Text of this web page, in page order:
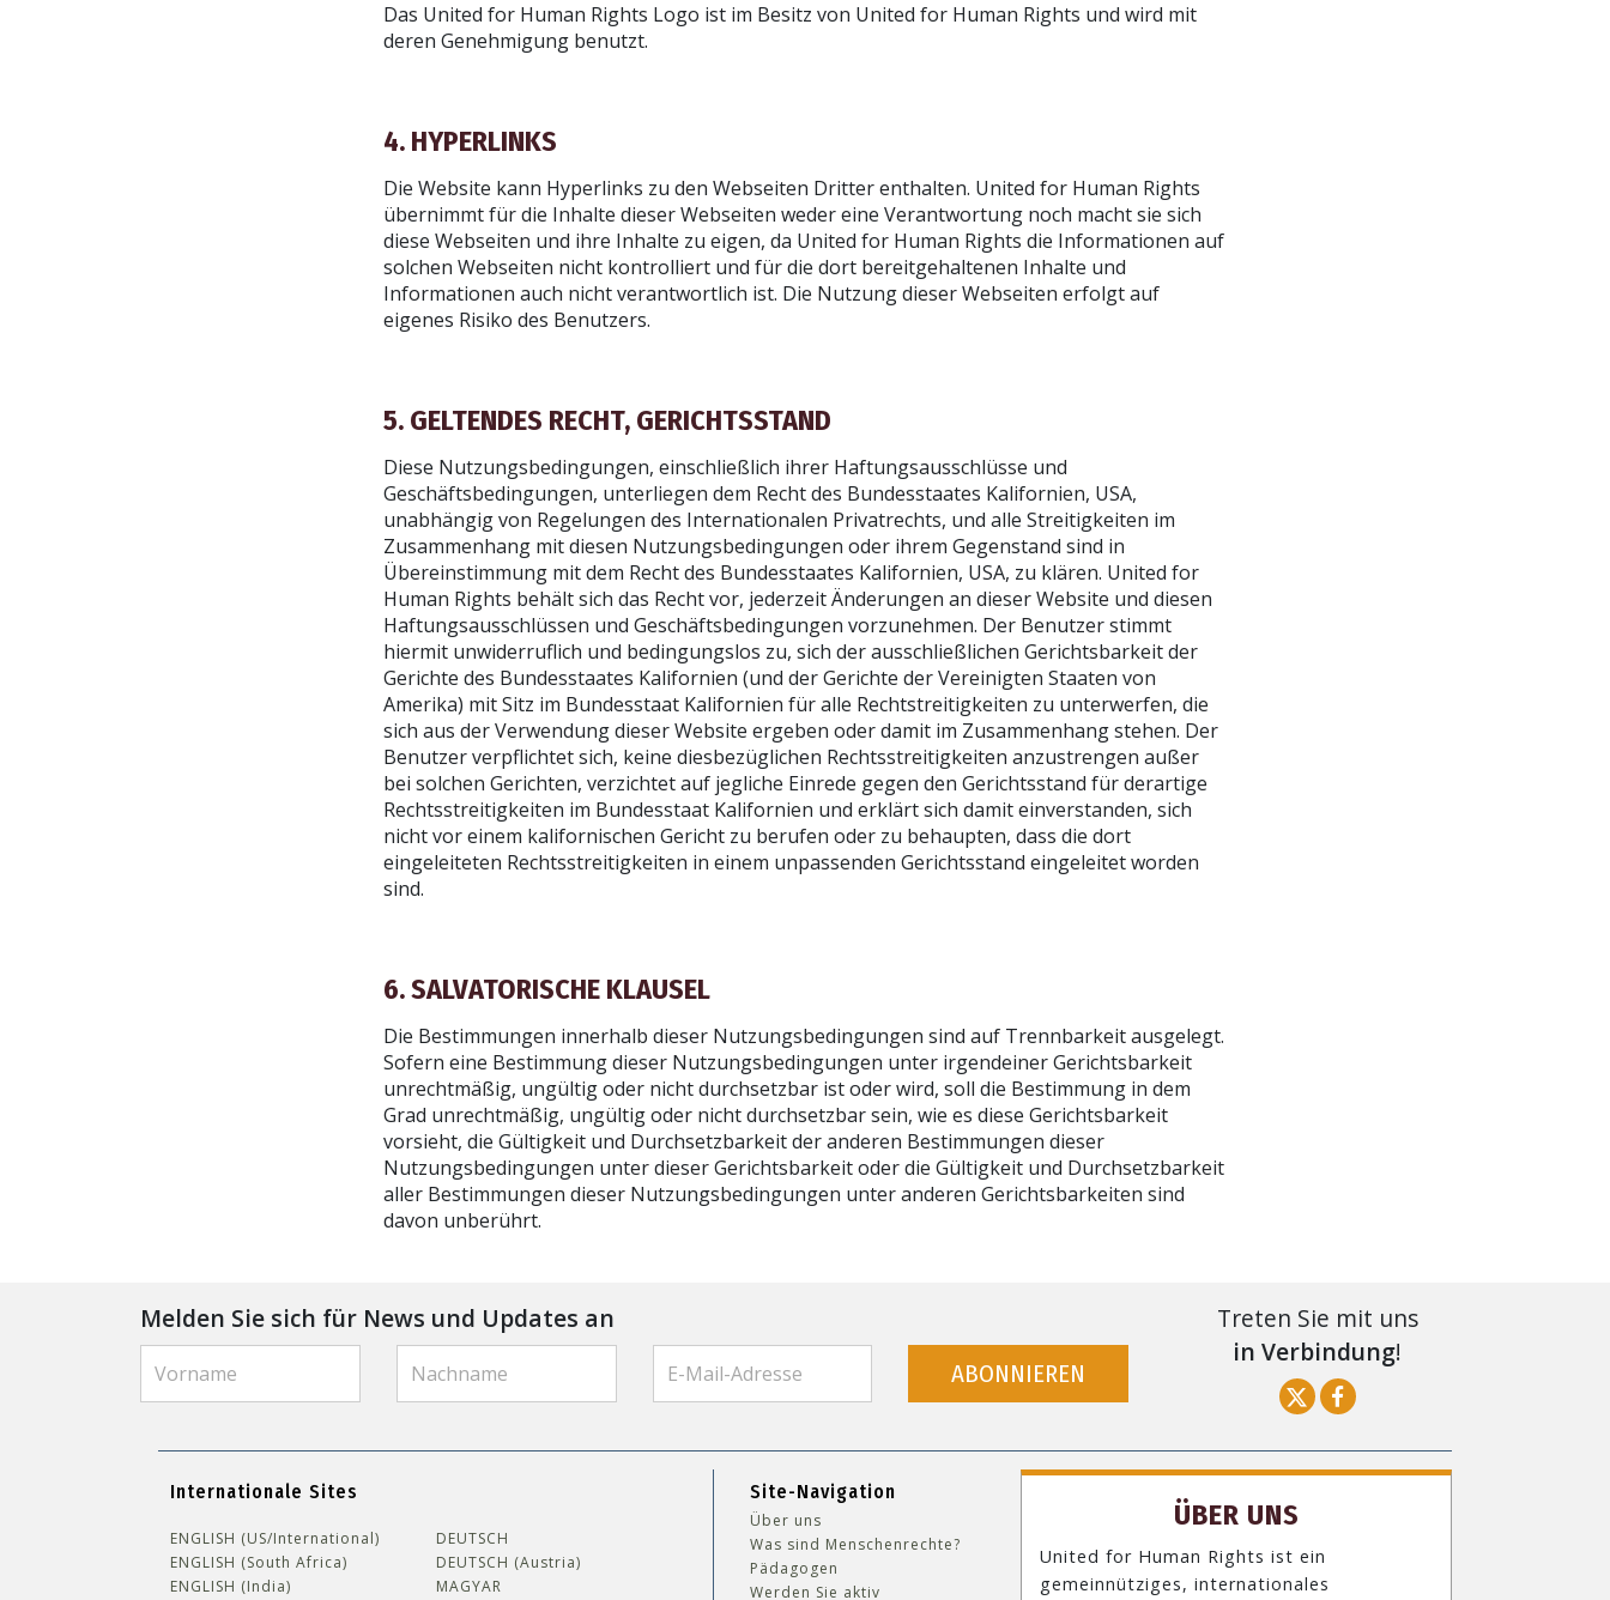
Das United for Human Rights Logo ist im Besitz von United for Human Rights und wird mit
deren Genehmigung benutzt.
4. HYPERLINKS
Die Website kann Hyperlinks zu den Webseiten Dritter enthalten. United for Human Rights
übernimmt für die Inhalte dieser Webseiten weder eine Verantwortung noch macht sie sich
diese Webseiten und ihre Inhalte zu eigen, da United for Human Rights die Informationen auf
solchen Webseiten nicht kontrolliert und für die dort bereitgehaltenen Inhalte und
Informationen auch nicht verantwortlich ist. Die Nutzung dieser Webseiten erfolgt auf
eigenes Risiko des Benutzers.
5. GELTENDES RECHT, GERICHTSSTAND
Diese Nutzungsbedingungen, einschließlich ihrer Haftungsausschlüsse und
Geschäftsbedingungen, unterliegen dem Recht des Bundesstaates Kalifornien, USA,
unabhängig von Regelungen des Internationalen Privatrechts, und alle Streitigkeiten im
Zusammenhang mit diesen Nutzungsbedingungen oder ihrem Gegenstand sind in
Übereinstimmung mit dem Recht des Bundesstaates Kalifornien, USA, zu klären. United for
Human Rights behält sich das Recht vor, jederzeit Änderungen an dieser Website und diesen
Haftungsausschlüssen und Geschäftsbedingungen vorzunehmen. Der Benutzer stimmt
hiermit unwiderruflich und bedingungslos zu, sich der ausschließlichen Gerichtsbarkeit der
Gerichte des Bundesstaates Kalifornien (und der Gerichte der Vereinigten Staaten von
Amerika) mit Sitz im Bundesstaat Kalifornien für alle Rechtstreitigkeiten zu unterwerfen, die
sich aus der Verwendung dieser Website ergeben oder damit im Zusammenhang stehen. Der
Benutzer verpflichtet sich, keine diesbezüglichen Rechtsstreitigkeiten anzustrengen außer
bei solchen Gerichten, verzichtet auf jegliche Einrede gegen den Gerichtsstand für derartige
Rechtsstreitigkeiten im Bundesstaat Kalifornien und erklärt sich damit einverstanden, sich
nicht vor einem kalifornischen Gericht zu berufen oder zu behaupten, dass die dort
eingeleiteten Rechtsstreitigkeiten in einem unpassenden Gerichtsstand eingeleitet worden
sind.
6. SALVATORISCHE KLAUSEL
Die Bestimmungen innerhalb dieser Nutzungsbedingungen sind auf Trennbarkeit ausgelegt.
Sofern eine Bestimmung dieser Nutzungsbedingungen unter irgendeiner Gerichtsbarkeit
unrechtmäßig, ungültig oder nicht durchsetzbar ist oder wird, soll die Bestimmung in dem
Grad unrechtmäßig, ungültig oder nicht durchsetzbar sein, wie es diese Gerichtsbarkeit
vorsieht, die Gültigkeit und Durchsetzbarkeit der anderen Bestimmungen dieser
Nutzungsbedingungen unter dieser Gerichtsbarkeit oder die Gültigkeit und Durchsetzbarkeit
aller Bestimmungen dieser Nutzungsbedingungen unter anderen Gerichtsbarkeiten sind
davon unberührt.
ABONNIEREN
NEIN, DANKE
Melden Sie sich für News und Updates an
ABONNIEREN
Treten Sie mit uns
in Verbindung!
Internationale Sites
ENGLISH (US/International)
ENGLISH (South Africa)
ENGLISH (India)
DEUTSCH
DEUTSCH (Austria)
MAGYAR
Site-Navigation
Über uns
Was sind Menschenrechte?
Pädagogen
Werden Sie aktiv
ÜBER UNS
United for Human Rights ist ein
gemeinnütziges, internationales